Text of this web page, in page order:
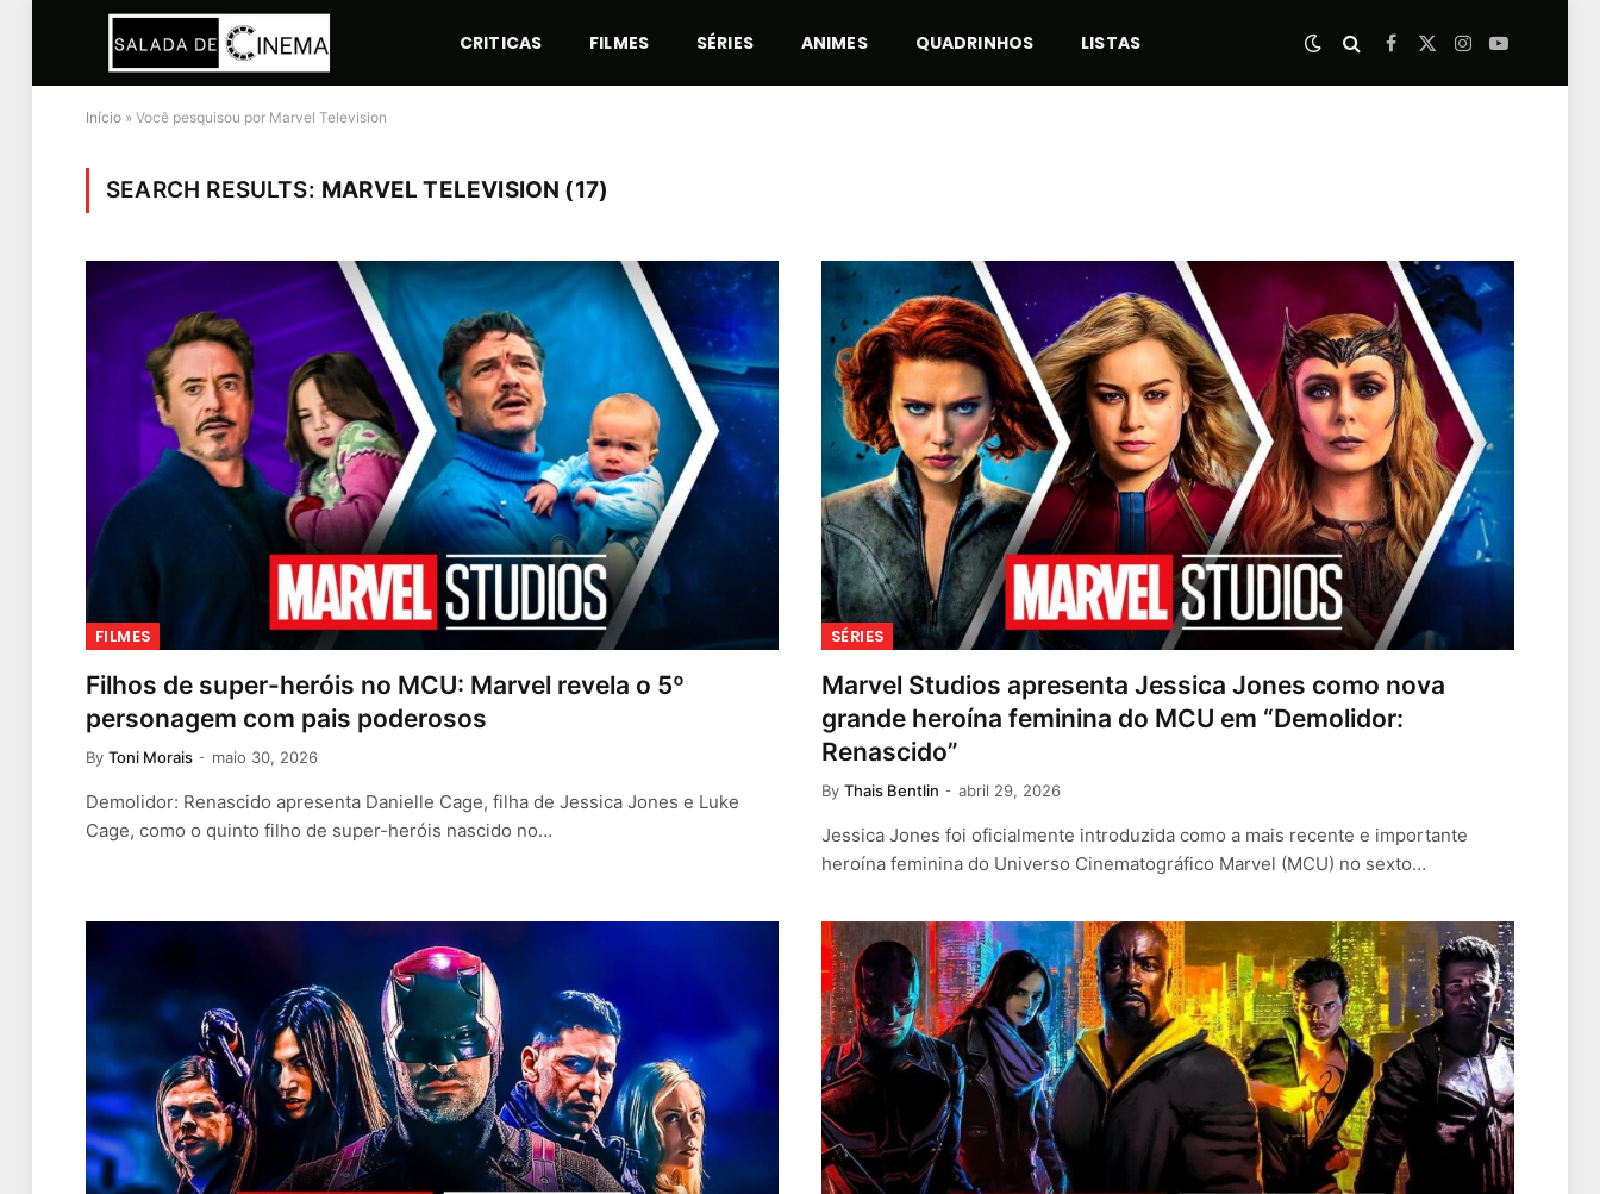
CRITICAS FILMES SÉRIES ANIMES QUADRINHOS LISTAS Facebook
X
Instagram
YouTube
Início » Você pesquisou por Marvel Television
SEARCH RESULTS: MARVEL TELEVISION (17)
FILMES
Filhos de super-heróis no MCU: Marvel revela o 5º
personagem com pais poderosos
By Toni Morais maio 30, 2026
Demolidor: Renascido apresenta Danielle Cage, filha de Jessica Jones e Luke
Cage, como o quinto filho de super-heróis nascido no…
SÉRIES
Marvel Studios apresenta Jessica Jones como nova
grande heroína feminina do MCU em “Demolidor:
Renascido”
By Thais Bentlin abril 29, 2026
Jessica Jones foi oficialmente introduzida como a mais recente e importante
heroína feminina do Universo Cinematográfico Marvel (MCU) no sexto…